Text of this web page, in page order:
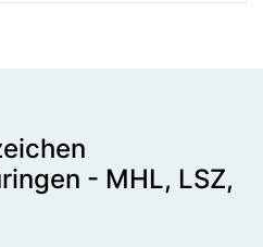
- MHL, LSZ,